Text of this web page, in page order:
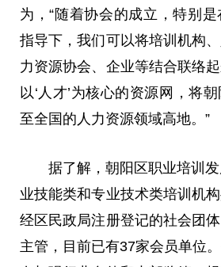
为，“随着协会的成立，特别
指导下，我们可以将培训机构
力资源协会、企业等结合联络
以‘人才’为核心的资源网，将
至全国的人力资源领域高地。”
据了解，朝阳区职业培训
业技能类和专业技术类培训机
经区民政局注册登记的社会团
主管，目前已有37家会员单位